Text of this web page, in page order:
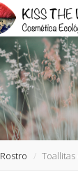
Rostro